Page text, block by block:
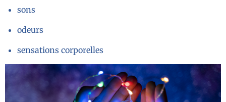
sons
odeurs
sensations corporelles